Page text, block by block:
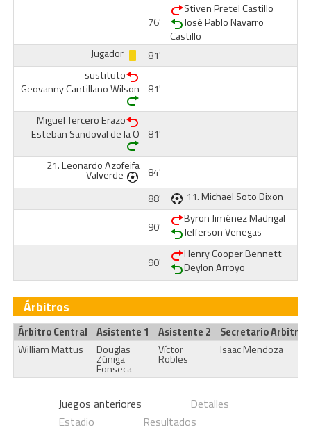
76'
Stiven Pretel Castillo
José Pablo Navarro
Castillo
Jugador
81'
sustituto
Geovanny Cantillano Wilson
81'
Miguel Tercero Erazo
Esteban Sandoval de la O
81'
21.Leonardo Azofeifa
Valverde
84'
88'
11.Michael Soto Dixon
90'
Byron Jiménez Madrigal
Jefferson Venegas
90'
Henry Cooper Bennett
Deylon Arroyo
Árbitros
Árbitro Central Asistente 1 Asistente 2
Secretario Arbitral
William Mattus
Douglas
Zúniga
Fonseca
Víctor
Robles
Isaac Mendoza
Juegos anteriores
Detalles
Estadio
Resultados